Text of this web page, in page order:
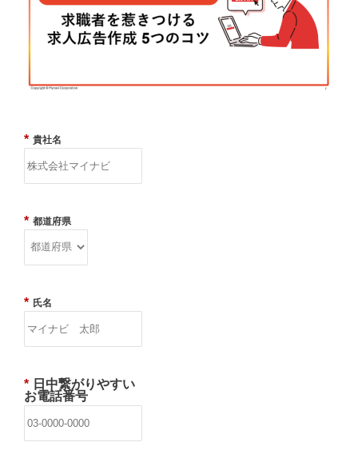
* 貴社名
* 都道府県
* 氏名
* 日中繋がりやすい
お電話番号